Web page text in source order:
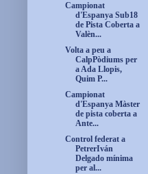
Campionat
d'Espanya Sub18
de Pista Coberta a
Valèn...
Volta a peu a
CalpPòdiums per
a Ada Llopis,
Quim P...
Campionat
d'Espanya Màster
de pista coberta a
Ante...
Control federat a
PetrerIván
Delgado mínima
per al...